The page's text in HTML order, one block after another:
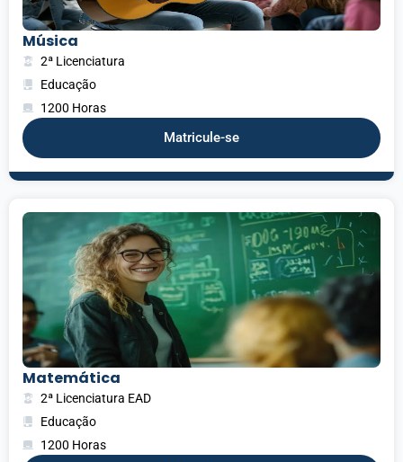
Música
2ª Licenciatura
Educação
1200 Horas
Matricule-se
Matemática
2ª Licenciatura EAD
Educação
1200 Horas